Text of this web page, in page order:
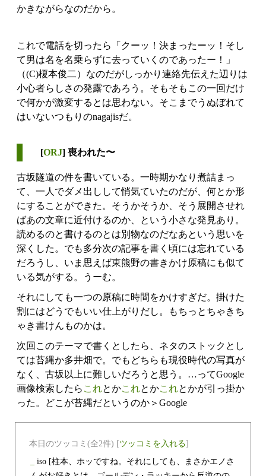
かきながらなのだから。
これで電話を切ったら「クーッ！決まったーッ！そし
て男は名を名乗らずに去っていくのであったー！」
（(C)榎本俊二）なのだがしっかり連絡先伝えた辺りは
小心者らしさの発露であろう。そもそもこの一回だけ
で何かが激変するとは思わない。そこまでうぬぼれて
はいないつもりのnagajisだ。
[ORJ] 喪われた〜
古坂隧道の件を書いている。一時期かなり煮詰まっ
て、一人でダメ出しして悄気ていたのだが、何とか形
にすることができた。そうかそうか、そう展開させれ
ばあの文章に近付けるのか、という小さな発見あり。
読めるのと書けるのとは別物なのだなあという思いを
深くした。でも多分次の記事を書く頃には忘れている
だろうし、いま思えば東熊野の書きかけ原稿にも似て
いる気がする。うーむ。
それにしても一つの原稿に時間をかけすぎだ。掛けた
割にはどうでもいい仕上がりだし。もちっとちゃきち
ゃき書けんものかは。
次回このテーマで書くとしたら、ネタのストックとし
ては苔縄か多井畑で。でもどちらも現役時代の写真が
なく、古坂以上に難しいだろうと思う。…ってGoogle
画像検索したら これとかこれとかこれとかが引っ掛か
った。どこが苔縄だというのか＞Google
本日のツッコミ(全2件) [ツッコミを入れる]
iso [柱本、ホッですね。それにしても、まさかエノさ